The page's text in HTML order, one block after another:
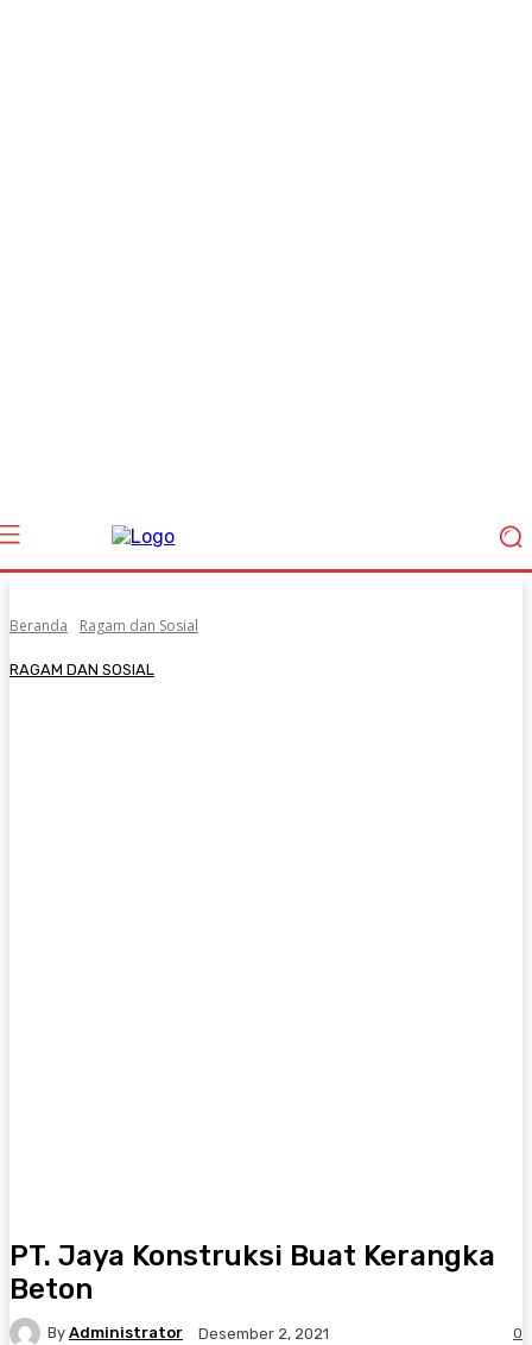
Beranda Ragam dan Sosial
RAGAM DAN SOSIAL
PT. Jaya Konstruksi Buat Kerangka
Beton
By Administrator Desember 2, 2021 0